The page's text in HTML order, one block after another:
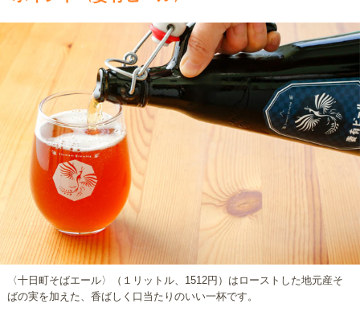
〈十日町そばエール〉（１リットル、1512円）はローストした地元産そ
ばの実を加えた、香ばしく口当たりのいい一杯です。